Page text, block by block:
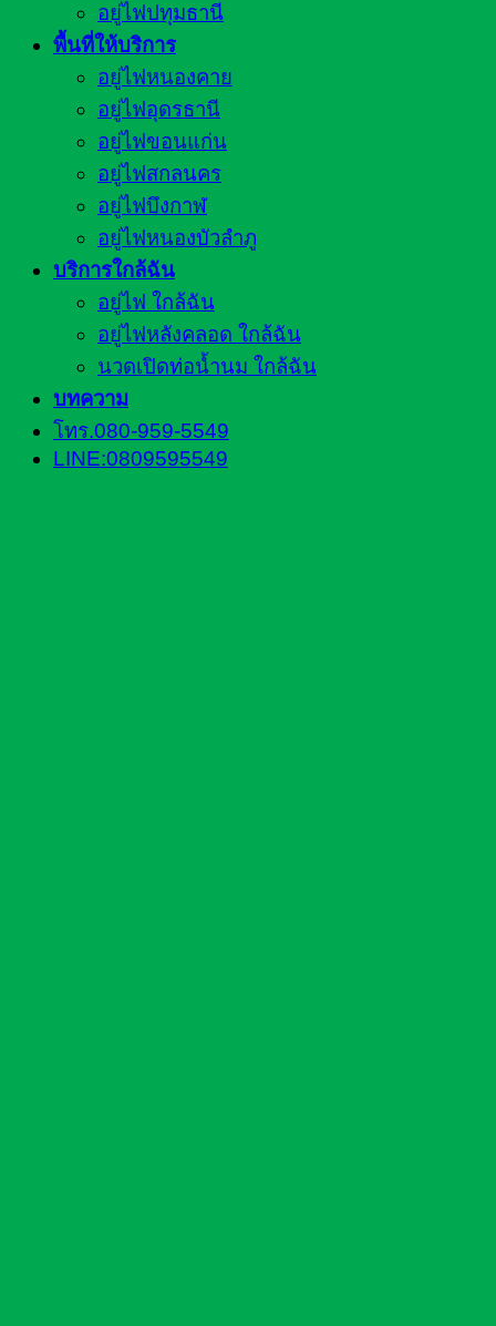
อยู่ไฟปทุมธานี
พื้นที่ให้บริการ
อยู่ไฟหนองคาย
อยู่ไฟอุดรธานี
อยู่ไฟขอนแก่น
อยู่ไฟสกลนคร
อยู่ไฟบึงกาฬ
อยู่ไฟหนองบัวลำภู
บริการใกล้ฉัน
อยู่ไฟ ใกล้ฉัน
อยู่ไฟหลังคลอด ใกล้ฉัน
นวดเปิดท่อน้ำนม ใกล้ฉัน
บทความ
โทร.080-959-5549
LINE:0809595549